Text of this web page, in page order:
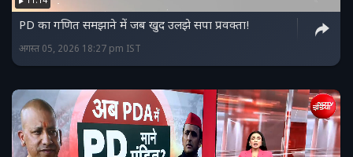
PD का गणित समझाने में जब खुद उलझे सपा प्रवक्ता!
अगस्त 05, 2026 18:27 pm IST